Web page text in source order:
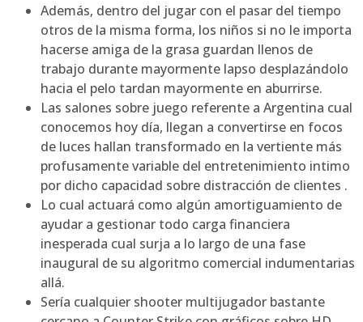
Además, dentro del jugar con el pasar del tiempo
otros de la misma forma, los niños si no le importa
hacerse amiga de la grasa guardan llenos de
trabajo durante mayormente lapso desplazándolo
hacia el pelo tardan mayormente en aburrirse.
Las salones sobre juego referente a Argentina cual
conocemos hoy día, llegan a convertirse en focos
de luces hallan transformado en la vertiente más
profusamente variable del entretenimiento intimo
por dicho capacidad sobre distracción de clientes .
Lo cual actuará como algún amortiguamiento de
ayudar a gestionar todo carga financiera
inesperada cual surja a lo largo de una fase
inaugural de su algoritmo comercial indumentarias
allá.
Serí­a cualquier shooter multijugador bastante